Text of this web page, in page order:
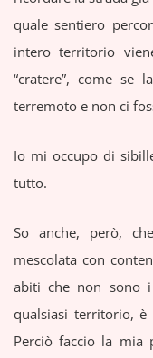
quale sentiero
intero territorio
“cratere”, come se
terremoto e non ci
Io mi occupo di
tutto.
So anche, però,
mescolata con
abiti che non sono
qualsiasi territorio, è
Perciò faccio la mia